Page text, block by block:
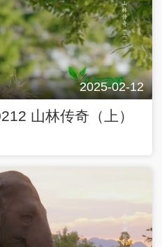
2025-02-12
山林传奇（上）